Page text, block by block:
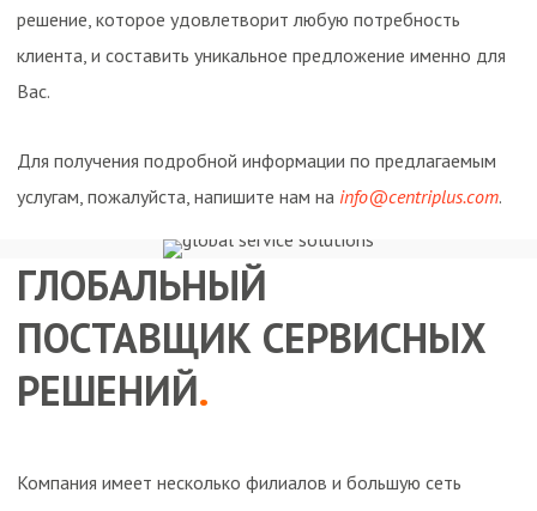
решение, которое удовлетворит любую потребность
клиента, и составить уникальное предложение именно для
Вас.
Для получения подробной информации по предлагаемым
услугам, пожалуйста, напишите нам на info@centriplus.com.
ГЛОБАЛЬНЫЙ
ПОСТАВЩИК СЕРВИСНЫХ
РЕШЕНИЙ.
Компания имеет несколько филиалов и большую сеть